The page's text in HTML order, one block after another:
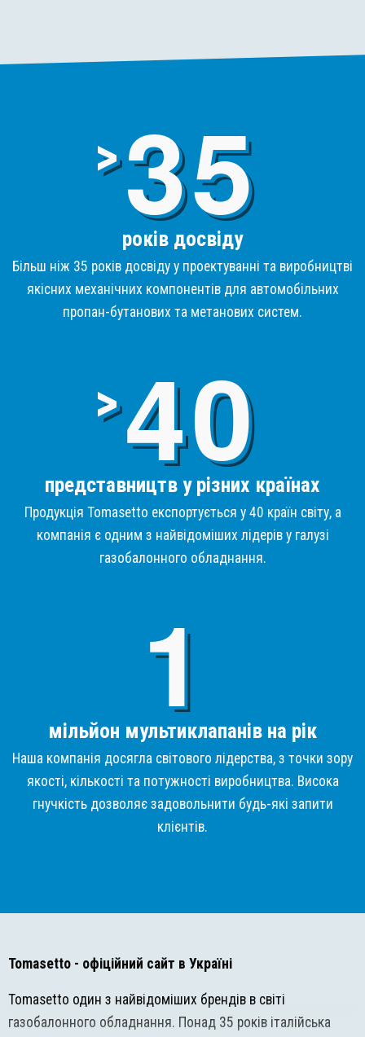
>3
років досвіду
Більш ніж 35 років досвіду у проектуванні та виробництві
якісних механічних компонентів для автомобільних
пропан-бутанових та метанових систем.
>4
представництв у різних країнах
Продукція Tomasetto експортується у 40 країн світу, а
компанія є одним з найвідоміших лідерів у галузі
газобалонного обладнання.
мільйон мультиклапанів на рік
Наша компанія досягла світового лідерства, з точки зору
якості, кількості та потужності виробництва. Висока
гнучкість дозволяє задовольнити будь-які запити
клієнтів.
Tomasetto - офіційний сайт в Україні
Tomasetto один з найвідоміших брендів в світі
газобалонного обладнання. Понад 35 років італійська